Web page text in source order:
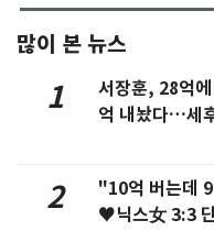
많이 본 뉴스
1
서장훈, 28억
억 내놨다…세
2
"10억 버는데
♥닉스女 3:3